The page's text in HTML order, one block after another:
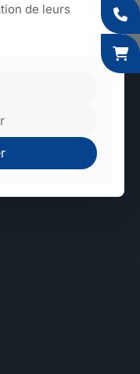
con el
de leurs